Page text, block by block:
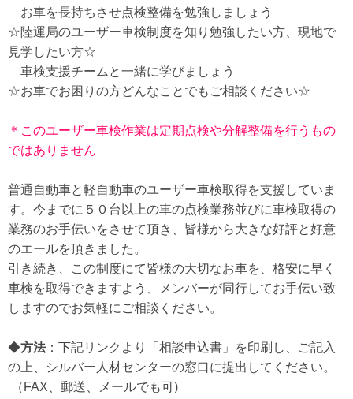
お車を長持ちさせ点検整備を勉強しましょう
☆陸運局のユーザー車検制度を知り勉強したい方、現地で
見学したい方☆
車検支援チームと一緒に学びましょう
☆お車でお困りの方どんなことでもご相談ください☆
＊このユーザー車検作業は定期点検や分解整備を行うもの
ではありません
普通自動車と軽自動車のユーザー車検取得を支援していま
す。今までに５０台以上の車の点検業務並びに車検取得の
業務のお手伝いをさせて頂き、皆様から大きな好評と好意
のエールを頂きました。
引き続き、この制度にて皆様の大切なお車を、格安に早く
車検を取得できますよう、メンバーが同行してお手伝い致
しますのでお気軽にご相談ください。
◆方法：下記リンクより「相談申込書」を印刷し、ご記入
の上、シルバー人材センターの窓口に提出してください。
（FAX、郵送、メールでも可)